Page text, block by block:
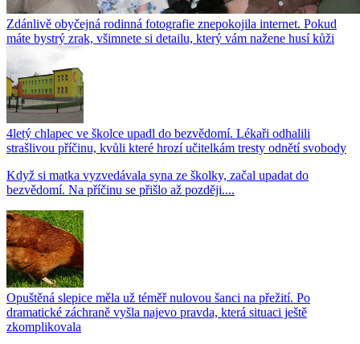
Zdánlivě obyčejná rodinná fotografie znepokojila internet. Pokud
máte bystrý zrak, všimnete si detailu, který vám nažene husí kůži
4letý chlapec ve školce upadl do bezvědomí. Lékaři odhalili
strašlivou příčinu, kvůli které hrozí učitelkám tresty odnětí svobody
Když si matka vyzvedávala syna ze školky, začal upadat do
bezvědomí. Na příčinu se přišlo až později....
Opuštěná slepice měla už téměř nulovou šanci na přežití. Po
dramatické záchraně vyšla najevo pravda, která situaci ještě
zkomplikovala